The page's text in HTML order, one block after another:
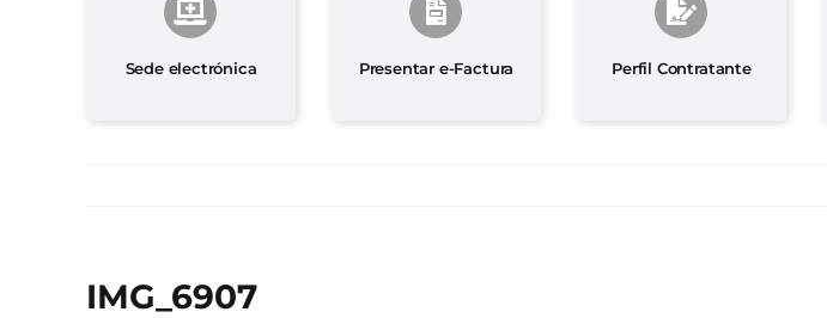
Sede electrónica Presentar e-Factura Perfil Contratante
IMG_6907